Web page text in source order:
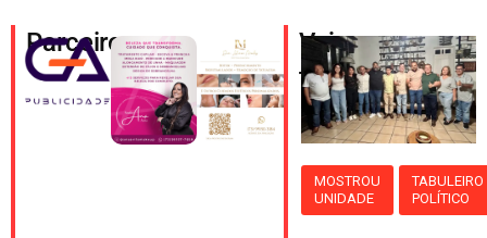
Parceiros
Veja
também
MOSTROU
UNIDADE
TABULEIRO
POLÍTICO